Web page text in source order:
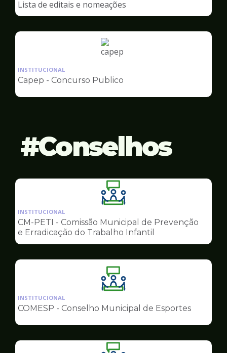
Capep
Lista de editais e nomeações
Ilustração
pagina
Capep
INSTITUCIONAL
Capep - Concurso Publico
Conselhos
Ilustração
da
pagina
de
Conselhos
INSTITUCIONAL
CM-PETI - Comissão Municipal de Prevenção
e Erradicação do Trabalho Infantil
Ilustração
da
pagina
Conselhos
INSTITUCIONAL
COMESP - Conselho Municipal de Esportes